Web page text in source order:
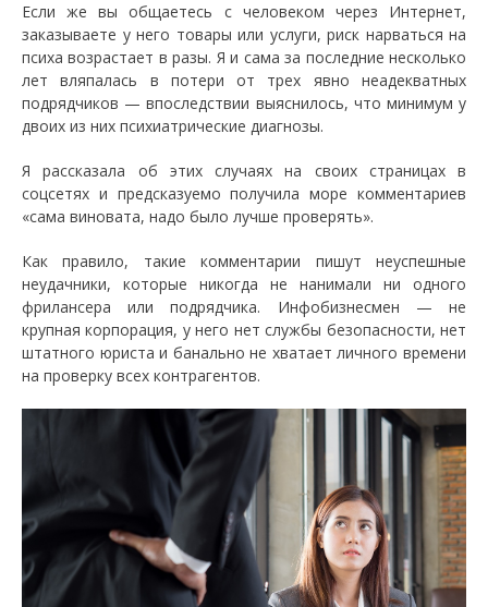
Если же вы общаетесь с человеком через Интернет,
заказываете у него товары или услуги, риск нарваться на
психа возрастает в разы. Я и сама за последние несколько
лет вляпалась в потери от трех явно неадекватных
подрядчиков — впоследствии выяснилось, что минимум у
двоих из них психиатрические диагнозы.
Я рассказала об этих случаях на своих страницах в
соцсетях и предсказуемо получила море комментариев
«сама виновата, надо было лучше проверять».
Как правило, такие комментарии пишут неуспешные
неудачники, которые никогда не нанимали ни одного
фрилансера или подрядчика. Инфобизнесмен — не
крупная корпорация, у него нет службы безопасности, нет
штатного юриста и банально не хватает личного времени
на проверку всех контрагентов.